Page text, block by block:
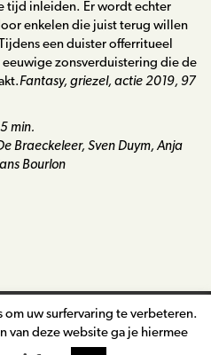
tijd inleiden. Er wordt echter
enkelen die juist terug willen
een duister offerritueel
zonsverduistering die de
Fantasy, griezel, actie 2019, 97
min.
Braeckeleer, Sven Duym, Anja
Bourlon
BTW: BE 0743 325 945
uw surfervaring te verbeteren.
van deze website ga je hiermee